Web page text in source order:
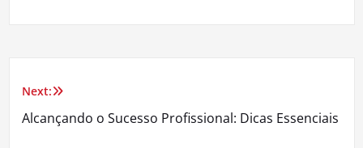
Navegação
de
Next:
Alcançando o Sucesso Profissional: Dicas Essenciais